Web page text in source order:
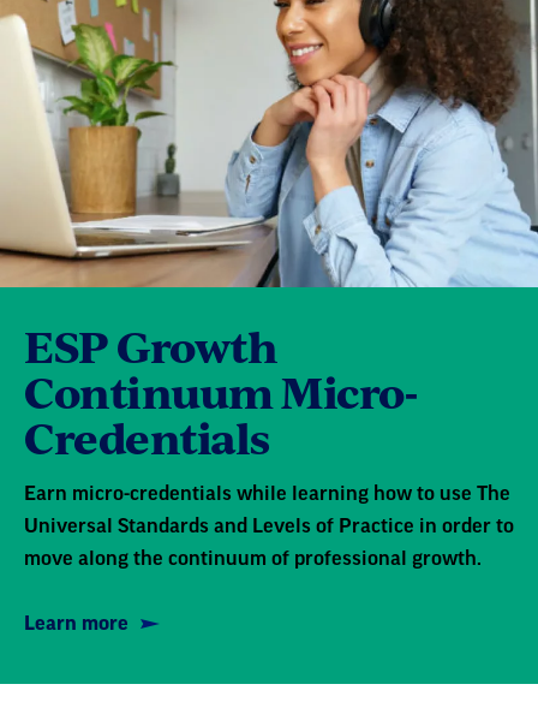
en que sus valores y normas han promovido la
equidad, la justicia y la alegría en sus escuelas
y universidades. No te lo pierdas. Pa'lante.
In commemoration of National Hispanic
Heritage Month, we brought together a diverse
group of educational support professionals to
discuss the ways their values and norms have
advanced equity, justice, and joy in their
schools and colleges.
vea la capacitación >
hojas informativas >
ESP Growth
Continuum Micro-
Credentials
Earn micro-credentials while learning how to use The
Universal Standards and Levels of Practice in order to
move along the continuum of professional growth.
Learn more